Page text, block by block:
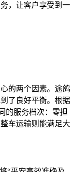
，让客户享受到一
的两个因素。途鸽
了良好平衡。根据
的服务档次：零担
车运输则能满足大